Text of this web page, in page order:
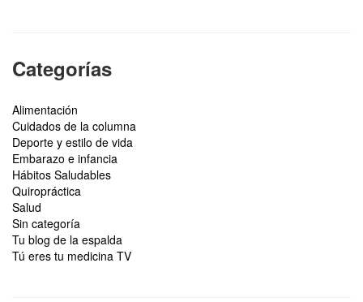
Categorías
Alimentación
Cuidados de la columna
Deporte y estilo de vida
Embarazo e infancia
Hábitos Saludables
Quiropráctica
Salud
Sin categoría
Tu blog de la espalda
Tú eres tu medicina TV